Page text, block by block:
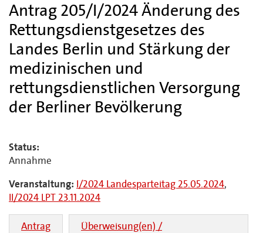
Antrag 205/I/2024 Änderung des
Rettungsdienstgesetzes des
Landes Berlin und Stärkung der
medizinischen und
rettungsdienstlichen Versorgung
der Berliner Bevölkerung
Status:
Annahme
Veranstaltung: I/2024 Landesparteitag 25.05.2024,
II/2024 LPT 23.11.2024
Antrag
Überweisung(en) /